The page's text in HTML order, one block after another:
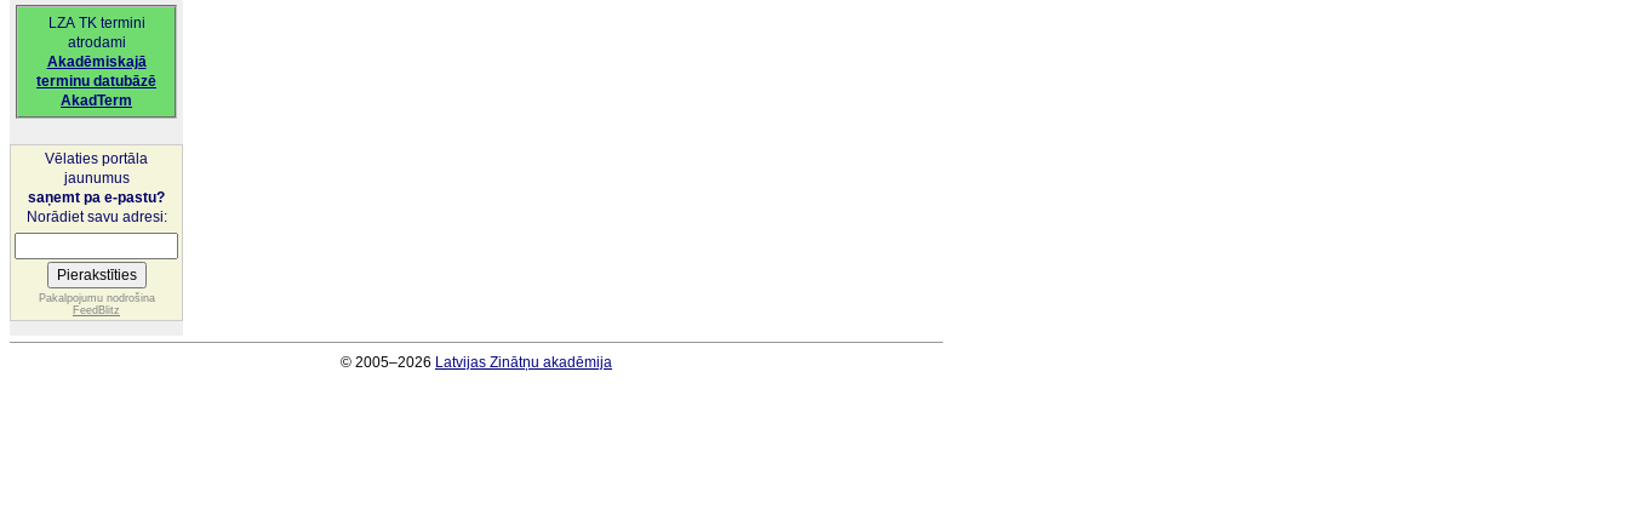
LZA TK termini
atrodami
Akadēmiskajā
terminu datubāzē
AkadTerm
Vēlaties portāla
jaunumus
saņemt pa e-pastu?
Norādiet savu adresi:
Pakalpojumu nodrošina
FeedBlitz
© 2005–2026 Latvijas Zinātņu akadēmija